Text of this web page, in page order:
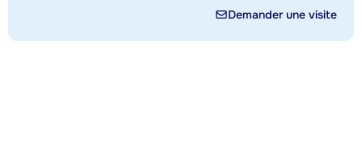
Demander une visite